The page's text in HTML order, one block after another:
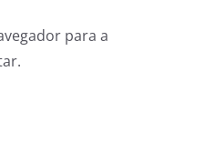
para a